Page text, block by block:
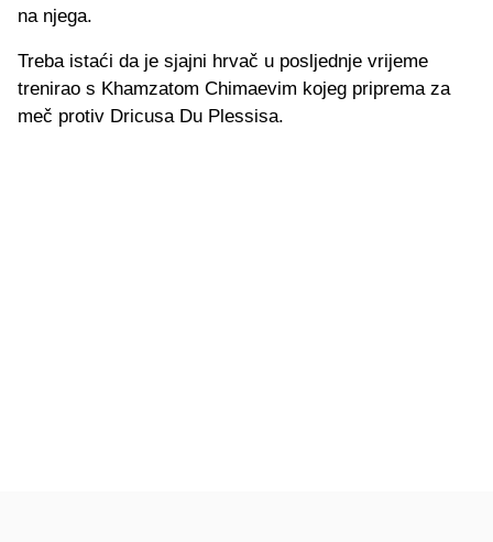
na njega.
Treba istaći da je sjajni hrvač u posljednje vrijeme
trenirao s Khamzatom Chimaevim kojeg priprema za
meč protiv Dricusa Du Plessisa.